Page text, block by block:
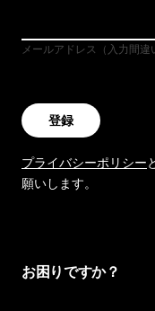
メールアドレス（入力間違
登録
プライバシーポリシー
願いします。
お困りですか？